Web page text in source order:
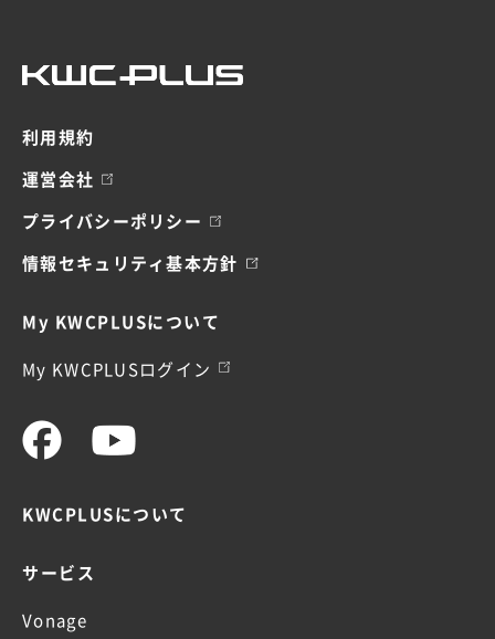
利用規約
運営会社
プライバシーポリシー
情報セキュリティ基本方針
My KWCPLUSについて
My KWCPLUSログイン
KWCPLUSについて
サービス
Vonage